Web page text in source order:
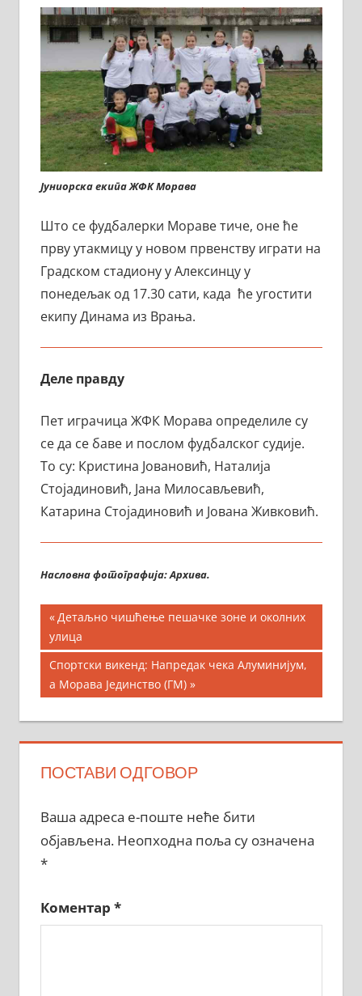
Јуниорска екипа ЖФК Морава
Што се фудбалерки Мораве тиче, оне ће
прву утакмицу у новом првенству играти на
Градском стадиону у Алексинцу у
понедељак од 17.30 сати, када ће угостити
екипу Динама из Врања.
Деле правду
Пет играчица ЖФК Морава определиле су
се да се баве и послом фудбалског судије.
То су: Кристина Јовановић, Наталија
Стојадиновић, Јана Милосављевић,
Катарина Стојадиновић и Јована Живковић.
Насловна фотографија: Архива.
Кретање
чланка
Previous
Post:
Детаљно чишћење пешачке зоне и околних
улица
Next
Post:
Спортски викенд: Напредак чека Алуминијум,
а Морава Јединство (ГМ)
ПОСТАВИ ОДГОВОР
Ваша адреса е-поште неће бити
објављена. Неопходна поља су означена
*
Коментар *